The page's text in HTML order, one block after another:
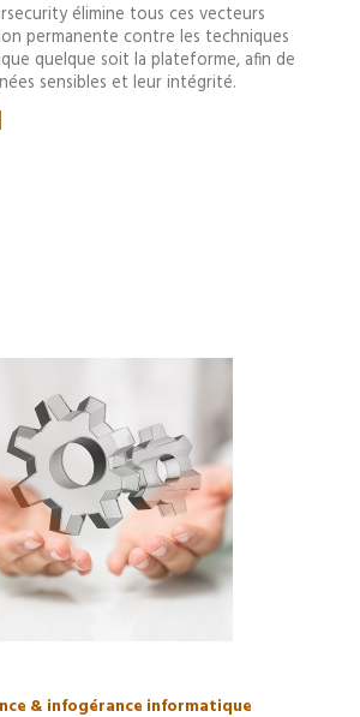
élimine tous ces vecteurs
permanente contre les techniques
quelque soit la plateforme, afin de
sensibles et leur intégrité.
& infogérance informatique